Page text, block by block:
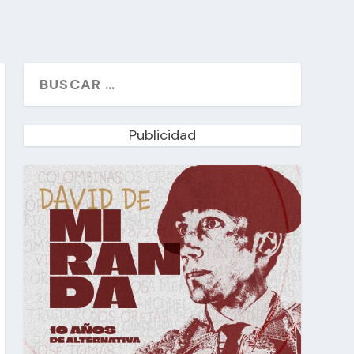
Publicidad